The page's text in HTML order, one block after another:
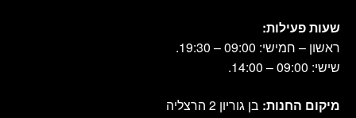
שעות פעילות:
ראשון – חמישי: 09:00 – 19:30.
שישי: 09:00 – 14:00.
מיקום החנות: בן גוריון 2 הרצליה